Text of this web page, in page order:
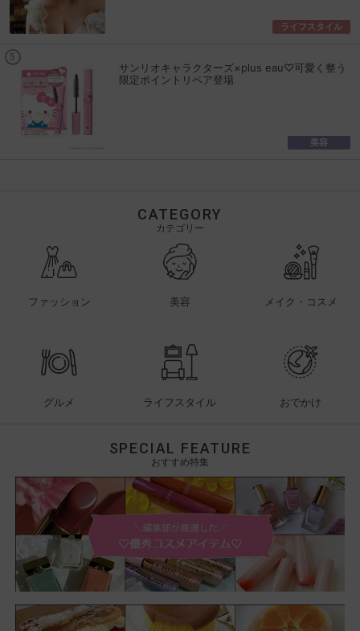
ライフスタイル
サンリオキャラクターズ×plus eau♡可愛く整う
限定ポイントリペア登場
美容
CATEGORY
カテゴリー
ファッション 美容 メイク・コスメ
グルメ ライフスタイル おでかけ
SPECIAL FEATURE
おすすめ特集